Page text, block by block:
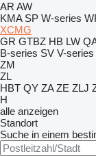
AR AW
KMA SP W-series
XCMG
GR GTBZ HB LW
B-series SV V-series
ZM
ZL
HBT QY ZA ZE ZLJ
H
alle anzeigen
Standort
Suche in einem